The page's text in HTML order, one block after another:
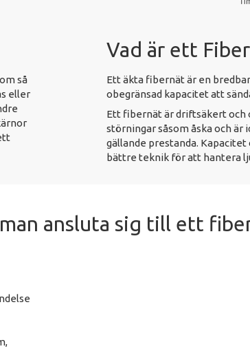
så
eller
Vad är ett
Ett äkta fibernät är en
obegränsad kapacitet att
Ett fibernät är driftsäkert
störningar såsom åska och är
gällande prestanda.
bättre teknik för att hantera
ansluta sig till ett